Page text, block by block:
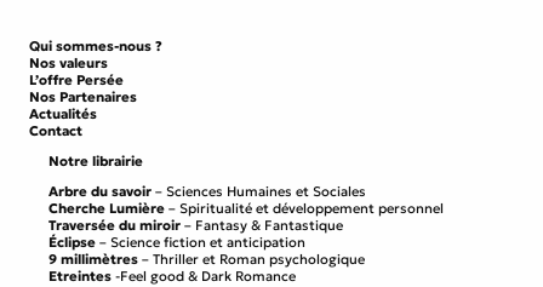
Qui sommes-nous ?
Nos valeurs
L’offre Persée
Nos Partenaires
Actualités
Contact
Notre librairie
Arbre du savoir – Sciences Humaines et Sociales
Cherche Lumière – Spiritualité et développement personnel
Traversée du miroir – Fantasy & Fantastique
Éclipse – Science fiction et anticipation
9 millimètres – Thriller et Roman psychologique
Etreintes -Feel good & Dark Romance